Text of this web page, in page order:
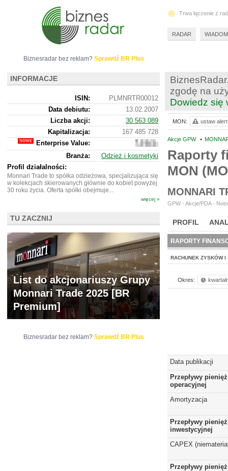
zgodę na
Dowiedz się
Akcje GPW •
Raporty
MON
MONNARI
GPW - Akcje/PDA -
PROFIL
BR LAB
RAPORTY
RACHUNEK ZYSKÓW I
Okres:
Data publikacji
Przepływy
operacyjnej
Amortyzacja
Przepływy
inwestycyjnej
CAPEX
Przepływy
MON: ustaw alert
Biznesradar bez reklam? Sprawdź BR Plus
INFORMACJE
ISIN:
PLMNRTR00012
Data debiutu:
13.02.2007
Liczba akcji:
30 563 089
Kapitalizacja:
167 485 728
Enterprise Value:
177
415
728
Branża:
Odzież i kosmetyki
Profil działalności:
Monnari Trade to spółka odzieżowa, specjalizująca się
w kolekcjach skierowanych głównie do kobiet powyżej
30 roku życia. Oferta spółki obejmuje...
więcej »
TU ZACZNIJ
List do akcjonariuszy Grupy
Monnari Trade 2025 [BR
Premium]
Biznesradar bez reklam? Sprawdź BR Plus
Trwa łączenie z
RADAR